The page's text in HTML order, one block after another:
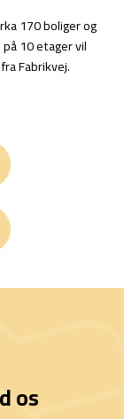
170 boliger og
10 etager vil
Fabrikvej.
os